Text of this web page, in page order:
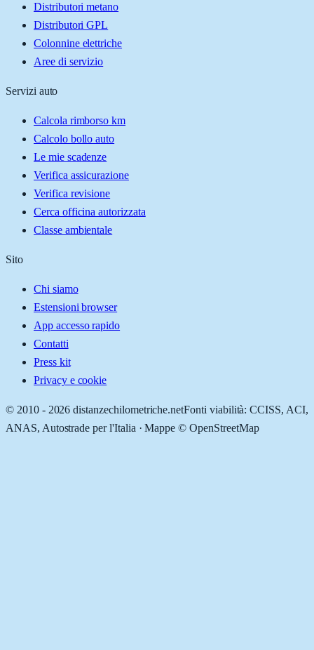
Distributori metano
Distributori GPL
Colonnine elettriche
Aree di servizio
Servizi auto
Calcola rimborso km
Calcolo bollo auto
Le mie scadenze
Verifica assicurazione
Verifica revisione
Cerca officina autorizzata
Classe ambientale
Sito
Chi siamo
Estensioni browser
App accesso rapido
Contatti
Press kit
Privacy e cookie
© 2010 - 2026 distanzechilometriche.netFonti viabilità: CCISS, ACI,
ANAS, Autostrade per l'Italia · Mappe © OpenStreetMap